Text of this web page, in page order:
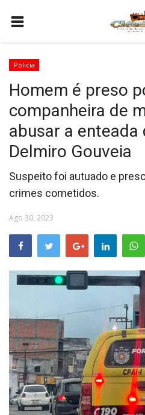
COMO SER PARCEIRO
PROGRAMAÇÃO
QUEM SOMOS
CONTATO
Policia
Homem é preso
companheira de
abusar a enteada
Delmiro Gouveia
Suspeito foi autuado e
crimes cometidos.
Ago 30, 2023